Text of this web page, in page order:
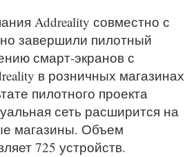
Addreality совместно с
завершили пилотный
смарт-экранов с
в розничных магазинах
пилотного проекта
сеть расширится на
магазины. Объем
725 устройств.